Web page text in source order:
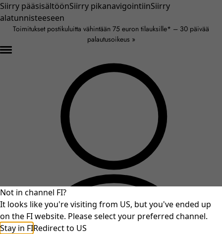
Siirry pääsisältöönSiirry pikanavigointiinSiirry
alatunnisteeseen
Toimitukset postikuluitta vähintään 75 euron tilauksille* – 30 päivää
palautusoikeus »
Not in channel FI?
It looks like you're visiting from US, but you've ended up
on the FI website. Please select your preferred channel.
Stay in FIRedirect to US
An unexpected error occurred.
unexpectederror.buttontext